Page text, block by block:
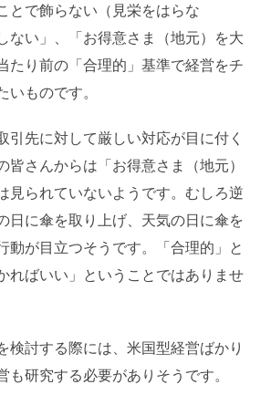
とで飾らない（見栄をはらな
ない」、「お得意さま（地元）を大
たり前の「合理的」基準で経営をチ
いものです。
引先に対して厳しい対応が目に付く
皆さんからは「お得意さま（地元）
見られていないようです。むしろ逆
日に傘を取り上げ、天気の日に傘を
動が目立つそうです。「合理的」と
ればいい」ということではありませ
検討する際には、米国型経営ばかり
も研究する必要がありそうです。